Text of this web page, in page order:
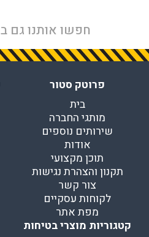
חפשו אותנו גם ב
פרוטק סטור
בית
מותגי החברה
שירותים נוספים
אודות
תוכן מקצועי
תקנון והצהרת נגישות
צור קשר
לקוחות עסקיים
מפת אתר
קטגוריות מוצרי בטיחות